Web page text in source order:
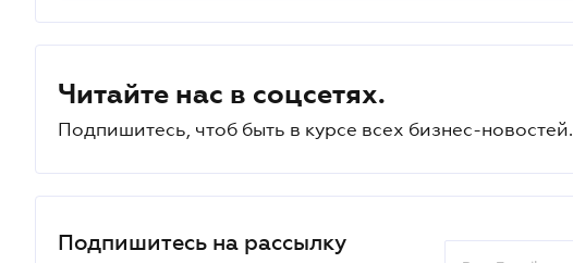
Читайте нас в соцсетях.
Подпишитесь, чтоб быть в курсе всех бизнес-новостей.
Подпишитесь на рассылку